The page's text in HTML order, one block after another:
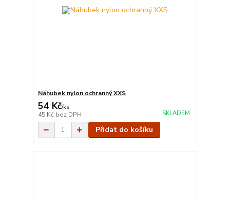
Náhubek nylon ochranný XXS
54 Kč/ks
45 Kč bez DPH SKLADEM
Přidat do košíku